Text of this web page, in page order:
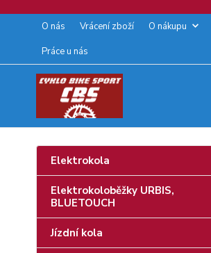
O nás Vrácení zboží O nákupu
Práce u nás
Elektrokola
Elektrokoloběžky URBIS,
BLUETOUCH
Jízdní kola